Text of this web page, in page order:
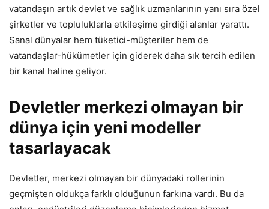
vatandaşın artık devlet ve sağlık uzmanlarının yanı sıra özel
şirketler ve topluluklarla etkileşime girdiği alanlar yarattı.
Sanal dünyalar hem tüketici-müşteriler hem de
vatandaşlar-hükümetler için giderek daha sık tercih edilen
bir kanal haline geliyor.
Devletler merkezi olmayan bir
dünya için yeni modeller
tasarlayacak
Devletler, merkezi olmayan bir dünyadaki rollerinin
geçmişten oldukça farklı olduğunun farkına vardı. Bu da